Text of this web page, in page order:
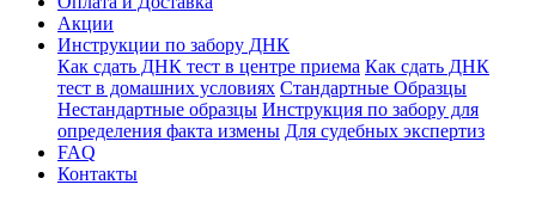
Акции
Инструкции по забору ДНК
Как сдать ДНК тест в центре приема Как сдать ДНК
тест в домашних условиях Стандартные Образцы
Нестандартные образцы Инструкция по забору для
определения факта измены Для судебных экспертиз
FAQ
Контакты